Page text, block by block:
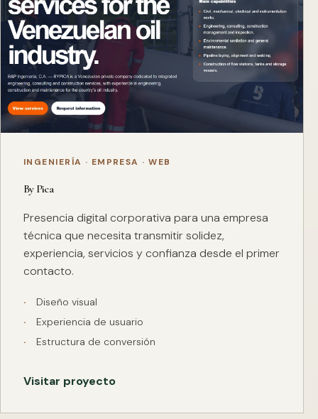
INGENIERÍA · EMPRESA · WEB
By Pica
Presencia digital corporativa para una empresa
técnica que necesita transmitir solidez,
experiencia, servicios y confianza desde el primer
contacto.
Diseño visual
Experiencia de usuario
Estructura de conversión
Visitar proyecto